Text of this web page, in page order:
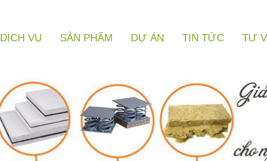
DỊCH VỤ SẢN PHẨM DỰ ÁN TIN TỨC TƯ